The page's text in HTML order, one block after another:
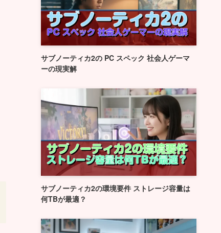
サブノーティカ2の PC スペック 社会人ゲーマ
ーの現実解
サブノーティカ2の環境要件 ストレージ容量は
何TBが最適？